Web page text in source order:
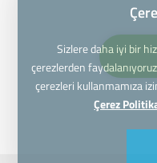
Sizlere daha iyi bir
çerezlerden
çerezleri kullanmamıza
Çerez